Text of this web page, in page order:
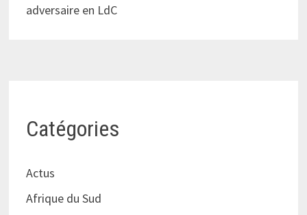
adversaire en LdC
Catégories
Actus
Afrique du Sud